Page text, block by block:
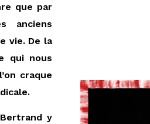
que par
anciens
vie. De la
qui nous
craque
y